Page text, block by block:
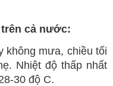
cả nước:
không mưa, chiều tối
Nhiệt độ thấp nhất
30 độ C.